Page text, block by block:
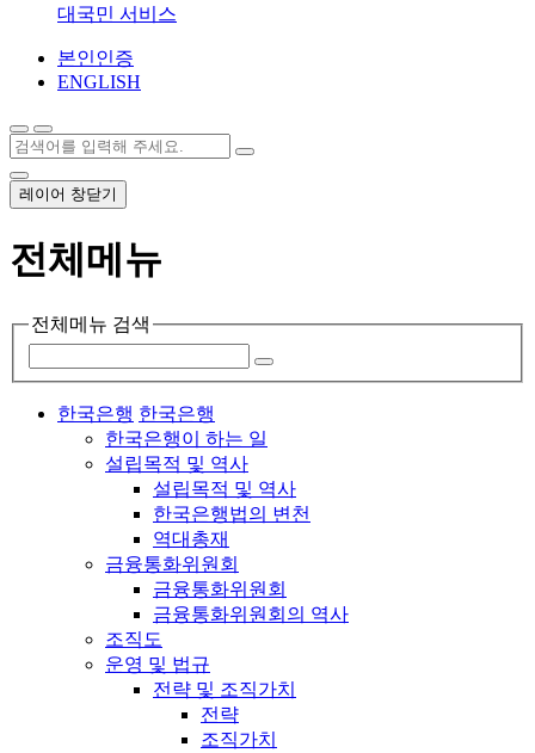
대국민 서비스
본인인증
ENGLISH
레이어 창닫기
전체메뉴
전체메뉴 검색
한국은행 한국은행
한국은행이 하는 일
설립목적 및 역사
설립목적 및 역사
한국은행법의 변천
역대총재
금융통화위원회
금융통화위원회
금융통화위원회의 역사
조직도
운영 및 법규
전략 및 조직가치
전략
조직가치